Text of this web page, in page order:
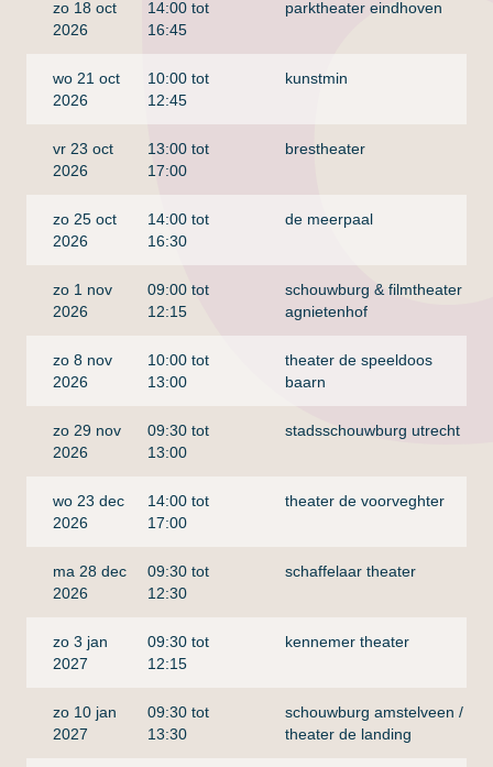
zo 18 oct
2026
14:00 tot
16:45
parktheater eindhoven
wo 21 oct
2026
10:00 tot
12:45
kunstmin
vr 23 oct
2026
13:00 tot
17:00
brestheater
zo 25 oct
2026
14:00 tot
16:30
de meerpaal
zo 1 nov
2026
09:00 tot
12:15
schouwburg & filmtheater
agnietenhof
zo 8 nov
2026
10:00 tot
13:00
theater de speeldoos
baarn
zo 29 nov
2026
09:30 tot
13:00
stadsschouwburg utrecht
wo 23 dec
2026
14:00 tot
17:00
theater de voorveghter
ma 28 dec
2026
09:30 tot
12:30
schaffelaar theater
zo 3 jan
2027
09:30 tot
12:15
kennemer theater
zo 10 jan
2027
09:30 tot
13:30
schouwburg amstelveen /
theater de landing